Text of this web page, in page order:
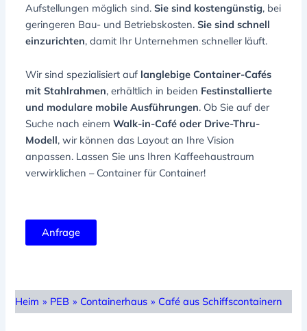
Aufstellungen möglich sind.Sie sind kostengünstig, bei
geringeren Bau- und Betriebskosten.Sie sind schnell
einzurichten, damit Ihr Unternehmen schneller läuft.
Wir sind spezialisiert auf langlebige Container-Cafés
mit Stahlrahmen, erhältlich in beiden Festinstallierte
und modulare mobile Ausführungen. Ob Sie auf der
Suche nach einemWalk-in-Café oder Drive-Thru-
Modell, wir können das Layout an Ihre Vision
anpassen. Lassen Sie uns Ihren Kaffeehaustraum
verwirklichen – Container für Container!
Anfrage
Heim » PEB » Containerhaus » Café aus Schiffscontainern